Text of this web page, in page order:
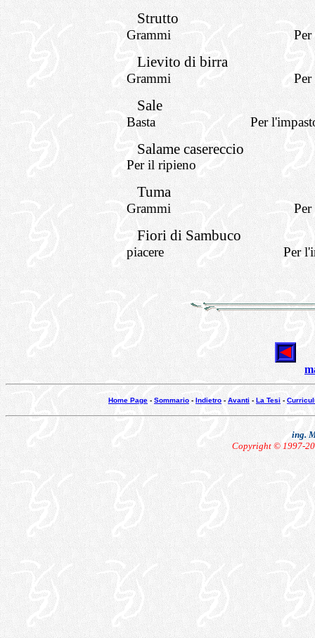
Strutto
Grammi
Lievito di birra
Grammi
Sale
Basta Per
Salame casereccio
Per il ripieno
Tuma
Grammi
Fiori di Sambuco
piacere Per
Home Page - Sommario- Indietro- Avanti -La Tesi -
ing.
Copyright © 1997-